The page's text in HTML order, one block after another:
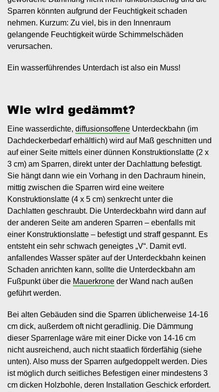
Sparren könnten aufgrund der Feuchtigkeit schaden
nehmen. Kurzum: Zu viel, bis in den Innenraum
gelangende Feuchtigkeit würde Schimmelschäden
verursachen.
Ein wasserführendes Unterdach ist also ein Muss!
Wie wird gedämmt?
Eine wasserdichte, diffusionsoffene Unterdeckbahn (im
Dachdeckerbedarf erhältlich) wird auf Maß geschnitten und
auf einer Seite mittels einer dünnen Konstruktionslatte (2 x
3 cm) am Sparren, direkt unter der Dachlattung befestigt.
Sie hängt dann wie ein Vorhang in den Dachraum hinein,
mittig zwischen die Sparren wird eine weitere
Konstruktionslatte (4 x 5 cm) senkrecht unter die
Dachlatten geschraubt. Die Unterdeckbahn wird dann auf
der anderen Seite am anderen Sparren – ebenfalls mit
einer Konstruktionslatte – befestigt und straff gespannt. Es
entsteht ein sehr schwach geneigtes „V“. Damit evtl.
anfallendes Wasser später auf der Unterdeckbahn keinen
Schaden anrichten kann, sollte die Unterdeckbahn am
Fußpunkt über die Mauerkrone der Wand nach außen
geführt werden.
Bei alten Gebäuden sind die Sparren üblicherweise 14-16
cm dick, außerdem oft nicht geradlinig. Die Dämmung
dieser Sparrenlage wäre mit einer Dicke von 14-16 cm
nicht ausreichend, auch nicht staatlich förderfähig (siehe
unten). Also muss der Sparren aufgedoppelt werden. Dies
ist möglich durch seitliches Befestigen einer mindestens 3
cm dicken Holzbohle, deren Installation Geschick erfordert.